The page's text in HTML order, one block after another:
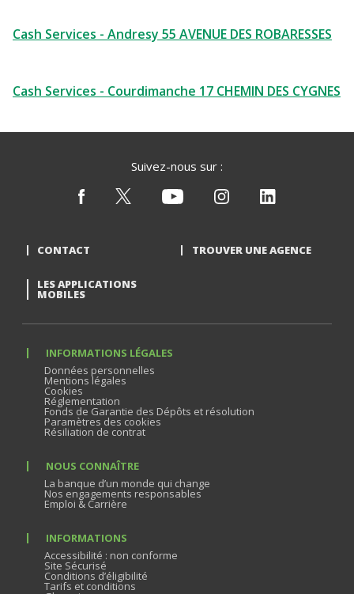
Cash Services - Andresy 55 AVENUE DES ROBARESSES
Cash Services - Courdimanche 17 CHEMIN DES CYGNES
Suivez-nous sur :
CONTACT TROUVER UNE AGENCE
LES APPLICATIONS
MOBILES
INFORMATIONS LÉGALES
Données personnelles
Mentions légales
Cookies
Réglementation
Fonds de Garantie des Dépôts et résolution
Paramètres des cookies
Résiliation de contrat
NOUS CONNAÎTRE
La banque d’un monde qui change
Nos engagements responsables
Emploi & Carrière
INFORMATIONS
Accessibilité : non conforme
Site Sécurisé
Conditions d’éligibilité
Tarifs et conditions